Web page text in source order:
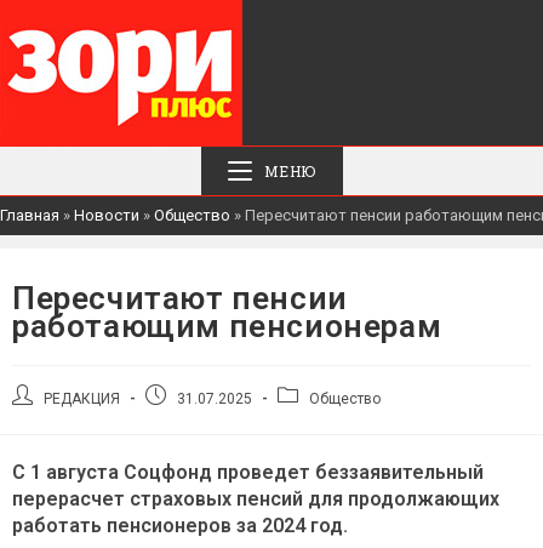
МЕНЮ
Главная » Новости » Общество » Пересчитают пенсии работающим
Пересчитают пенсии
работающим пенсионерам
АвторРЕДАКЦИЯ
Запись31.07.2025
РубрикаОбщество
С 1 августа Соцфонд проведет беззаявительный
перерасчет страховых пенсий для продолжающих
работать пенсионеров за 2024 год.